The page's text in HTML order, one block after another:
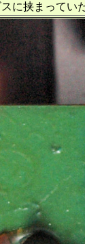
に挟まってい